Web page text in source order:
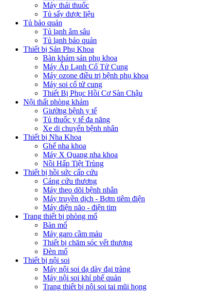
Máy thái thuốc
Tủ sấy dược liệu
Tủ bảo quản
Tủ lạnh âm sâu
Tủ lạnh bảo quản
Thiết bị Sản Phụ Khoa
Bàn khám sản phụ khoa
Máy Áp Lạnh Cổ Tử Cung
Máy ozone điều trị bệnh phụ khoa
Máy soi cổ tử cung
Thiết Bị Phục Hồi Cơ Sàn Chậu
Nội thất phòng khám
Giường bệnh y tế
Tủ thuốc y tế đa năng
Xe di chuyển bệnh nhân
Thiết bị Nha Khoa
Ghế nha khoa
Máy X Quang nha khoa
Nồi Hấp Tiệt Trùng
Thiết bị hồi sức cấp cứu
Cáng cứu thương
Máy theo dõi bệnh nhân
Máy truyền dịch - Bơm tiêm điện
Máy điện não - điện tim
Trang thiết bị phòng mổ
Bàn mổ
Máy garo cầm máu
Thiết bị chăm sóc vết thương
Đèn mổ
Thiết bị nội soi
Máy nội soi dạ dày đại tràng
Máy nội soi khí phế quản
Trang thiết bị nội soi tai mũi họng